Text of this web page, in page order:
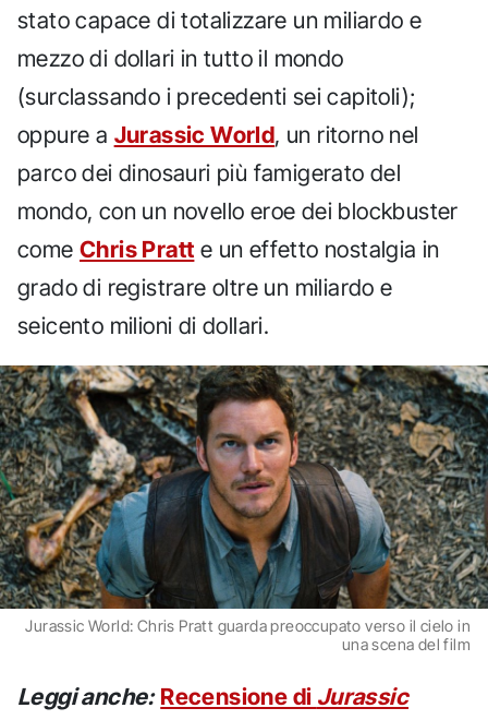
stato capace di totalizzare un miliardo e
mezzo di dollari in tutto il mondo
(surclassando i precedenti sei capitoli);
oppure a Jurassic World, un ritorno nel
parco dei dinosauri più famigerato del
mondo, con un novello eroe dei blockbuster
come Chris Pratt e un effetto nostalgia in
grado di registrare oltre un miliardo e
seicento milioni di dollari.
Jurassic World: Chris Pratt guarda preoccupato verso il cielo in
una scena del film
Leggi anche: Recensione di Jurassic